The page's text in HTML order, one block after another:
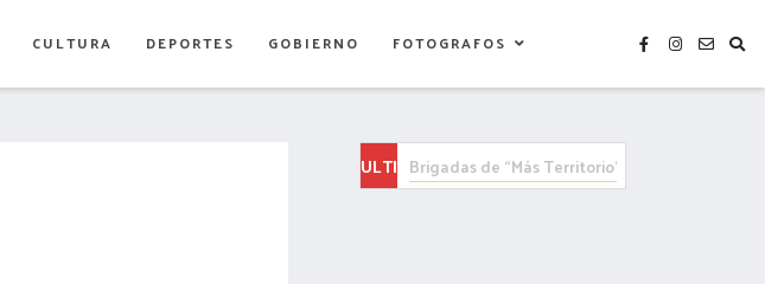
CULTURA DEPORTES GOBIERNO FOTOGRAFOS
ULTIMASAlfonso Sánchez es un perfil cercano a la